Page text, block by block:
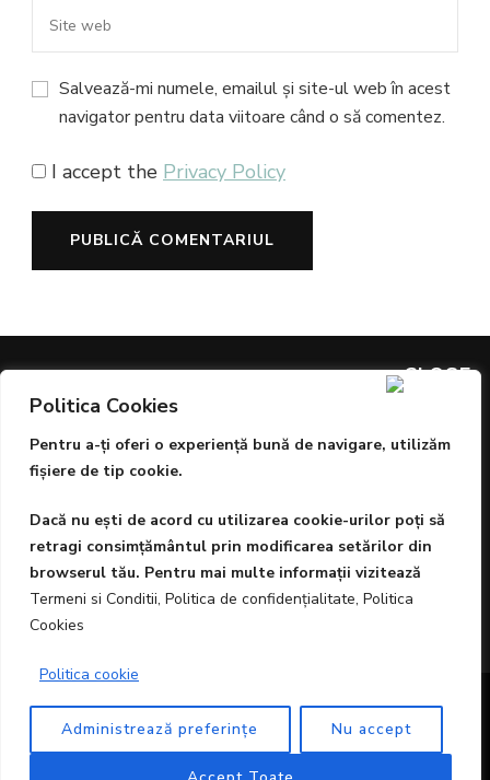
Politica Cookies
Pentru a-ţi oferi o experienţă bună de navigare, utilizăm
fişiere de tip cookie.
Dacă nu eşti de acord cu utilizarea cookie-urilor poţi să
retragi consimţământul prin modificarea setărilor din
browserul tău. Pentru mai multe informaţii vizitează
Termeni si Conditii, Politica de confidenţialitate, Politica
Cookies
Politica cookie
Administrează preferinţe Nu accept
Salvează-mi numele, emailul și site-ul web în acest
navigator pentru data viitoare când o să comentez.
I accept the Privacy Policy
ARTICOLE PREMIATE
Sângele este aurul vieții, dar igiena și protecția sunt
ESTE ARTA O AFACERE?
Podcastul Nervi de Oțel sponsorizat de FRISOMAT
© Drepturi de autor2026Birma. Toate drepturile sunt
rezervate.Vilva | Dezvoltată de Blossom Themes
Propulsată deWordPress